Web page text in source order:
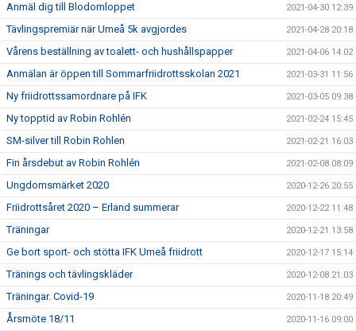
Anmäl dig till Blodomloppet 2021-04-30 12:39
Tävlingspremiär när Umeå 5k avgjordes 2021-04-28 20:18
Vårens beställning av toalett- och hushållspapper 2021-04-06 14:02
Anmälan är öppen till Sommarfriidrottsskolan 2021 2021-03-31 11:56
Ny friidrottssamordnare på IFK 2021-03-05 09:38
Ny topptid av Robin Rohlén 2021-02-24 15:45
SM-silver till Robin Rohlen 2021-02-21 16:03
Fin årsdebut av Robin Rohlén 2021-02-08 08:09
Ungdomsmärket 2020 2020-12-26 20:55
Friidrottsåret 2020 – Erland summerar 2020-12-22 11:48
Träningar 2020-12-21 13:58
Ge bort sport- och stötta IFK Umeå friidrott 2020-12-17 15:14
Tränings och tävlingskläder 2020-12-08 21:03
Träningar. Covid-19 2020-11-18 20:49
Årsmöte 18/11 2020-11-16 09:00